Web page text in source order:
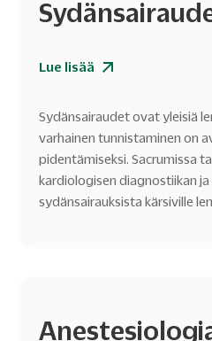
Lue lisää
Sydänsairaudet ovat yleisiä
varhainen tunnistaminen on
pidentämiseksi. Sacrumissa
kardiologisen diagnostiikan
sydänsairauksista kärsiville